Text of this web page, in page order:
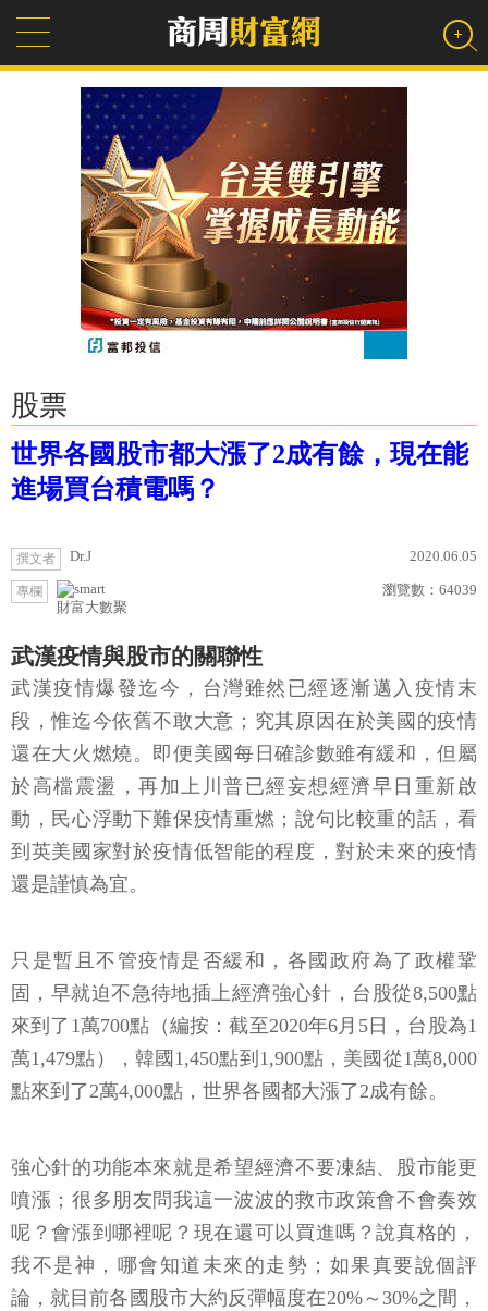
股票
世界各國股市都大漲了2成有餘，現在能
進場買台積電嗎？
撰文者 Dr.J 2020.06.05
專欄
財富大數聚
瀏覽數： 64039
武漢疫情與股市的關聯性
武漢疫情爆發迄今，台灣雖然已經逐漸邁入疫情末
段，惟迄今依舊不敢大意；究其原因在於美國的疫情
還在大火燃燒。即便美國每日確診數雖有緩和，但屬
於高檔震盪，再加上川普已經妄想經濟早日重新啟
動，民心浮動下難保疫情重燃；說句比較重的話，看
到英美國家對於疫情低智能的程度，對於未來的疫情
還是謹慎為宜。
只是暫且不管疫情是否緩和，各國政府為了政權鞏
固，早就迫不急待地插上經濟強心針，台股從8,500點
來到了1萬700點（編按：截至2020年6月5日，台股為1
萬1,479點），韓國1,450點到1,900點，美國從1萬8,000
點來到了2萬4,000點，世界各國都大漲了2成有餘。
強心針的功能本來就是希望經濟不要凍結、股市能更
噴漲；很多朋友問我這一波波的救市政策會不會奏效
呢？會漲到哪裡呢？現在還可以買進嗎？說真格的，
我不是神，哪會知道未來的走勢；如果真要說個評
論，就目前各國股市大約反彈幅度在20%～30%之間，